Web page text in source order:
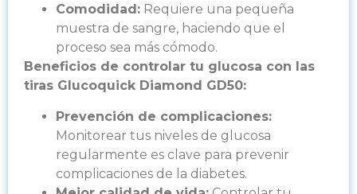
Comodidad: Requiere una pequeña
muestra de sangre, haciendo que el
proceso sea más cómodo.
Beneficios de controlar tu glucosa con las
tiras Glucoquick Diamond GD50:
Prevención de complicaciones:
Monitorear tus niveles de glucosa
regularmente es clave para prevenir
complicaciones de la diabetes.